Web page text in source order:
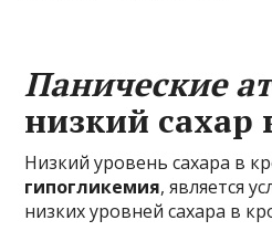
Панические
низкий сахар
Низкий уровень сахара в
гипогликемия, является
низких уровней сахара в